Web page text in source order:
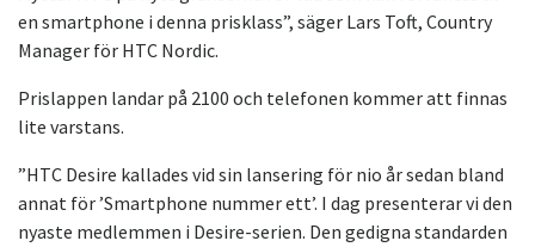
en smartphone i denna prisklass”, säger Lars Toft, Country
Manager för HTC Nordic.
Prislappen landar på 2100 och telefonen kommer att finnas
lite varstans.
”HTC Desire kallades vid sin lansering för nio år sedan bland
annat för ’Smartphone nummer ett’. I dag presenterar vi den
nyaste medlemmen i Desire-serien. Den gedigna standarden